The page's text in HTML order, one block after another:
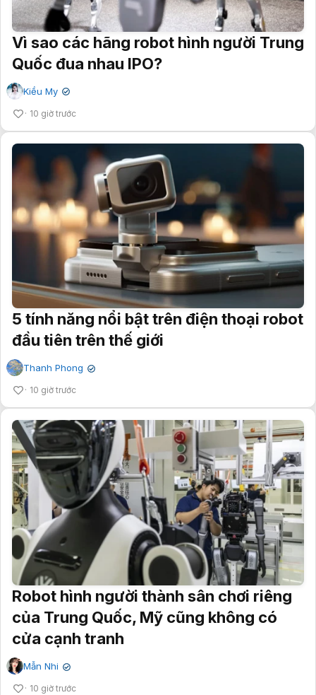
Vì sao các hãng robot hình người Trung
Quốc đua nhau IPO?
Kiều My ✔
10 giờ trước
5 tính năng nổi bật trên điện thoại robot
đầu tiên trên thế giới
Thanh Phong ✔
10 giờ trước
Robot hình người thành sân chơi riêng
của Trung Quốc, Mỹ cũng không có
cửa cạnh tranh
Mẫn Nhi ✔
10 giờ trước